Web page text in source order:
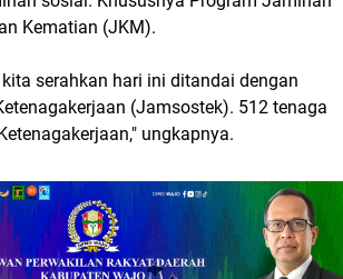
Kematian (JKM).
serahkan hari ini ditandai dengan
(Jamsostek). 512 tenaga
ungkapnya.